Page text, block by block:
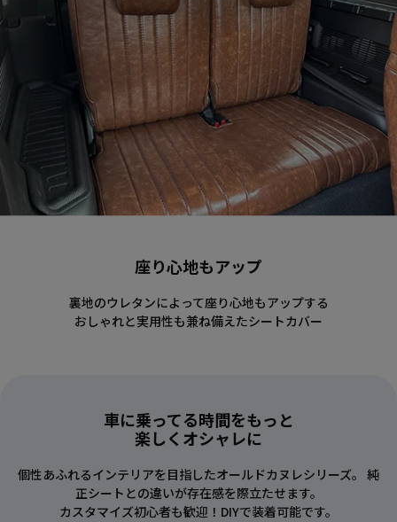
座り心地もアップ
裏地のウレタンによって座り心地もアップする
おしゃれと実用性も兼ね備えたシートカバー
車に乗ってる時間をもっと
楽しくオシャレに
個性あふれるインテリアを目指したオールドカヌレシリーズ。 純
正シートとの違いが存在感を際立たせます。
カスタマイズ初心者も歓迎！DIYで装着可能です。